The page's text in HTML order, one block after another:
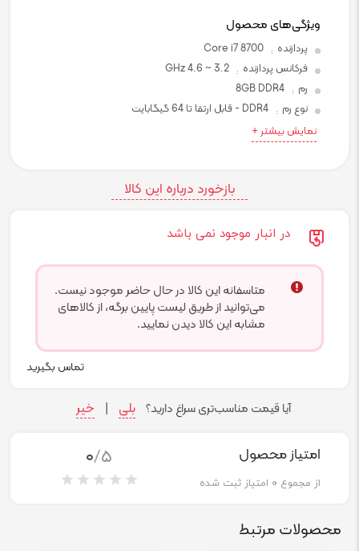
ویژگی‌های محصول
پردازنده :
Core i7 8700
فرکانس پردازنده :
3.2 ~ 4.6 GHz
رم :
8GB DDR4
نوع رم :
DDR4 - قابل ارتقا تا 64 گیگابایت
نمایش بیشتر +
بازخورد درباره این کالا
در انبار موجود نمی باشد
متاسفانه این کالا در حال حاضر موجود نیست.
می‌توانید از طریق لیست پایین برگه، از کالاهای
مشابه این کالا دیدن نمایید.
تماس بگیرید
آیا قیمت مناسب‌تری سراغ دارید؟ بلی خیر
امتیاز محصول
از مجموع 0 امتیاز ثبت شده
0/5
محصولات مرتبط